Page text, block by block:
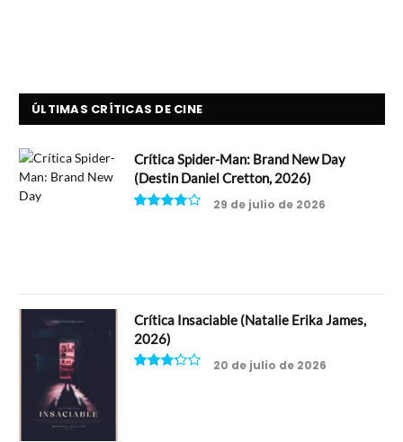
ÚLTIMAS CRÍTICAS DE CINE
Crítica Spider-Man: Brand New Day
(Destin Daniel Cretton, 2026)
29 de julio de 2026
Crítica Insaciable (Natalie Erika James,
2026)
20 de julio de 2026